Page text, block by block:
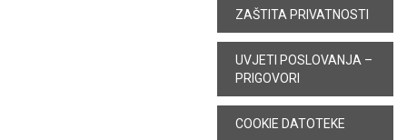
ZAŠTITA PRIVATNOSTI
UVJETI POSLOVANJA –
PRIGOVORI
COOKIE DATOTEKE